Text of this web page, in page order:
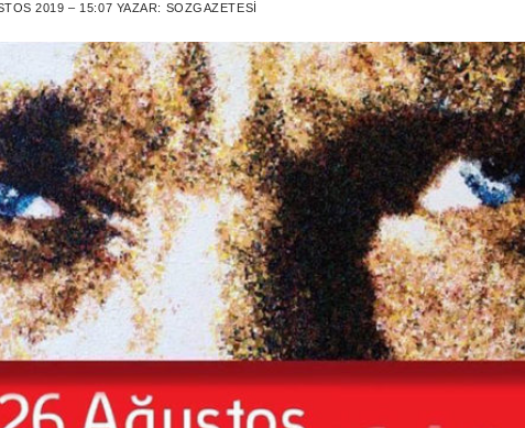
2019 – 15:07 YAZAR: SOZGAZETESI